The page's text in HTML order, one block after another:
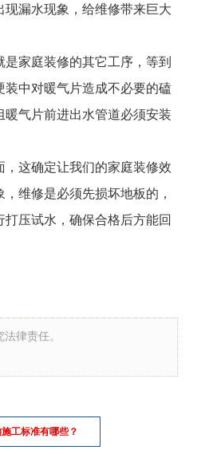
漏水现象，给维修带来巨大
家庭装修的其它工序，等到
中对暖气片造成不必要的磕
气片前进出水管道必须安装
这确定让我们的家庭装修效
维修是必须先损坏地板的，
压试水，确保合格后方能回
律责任。
工标准有哪些？